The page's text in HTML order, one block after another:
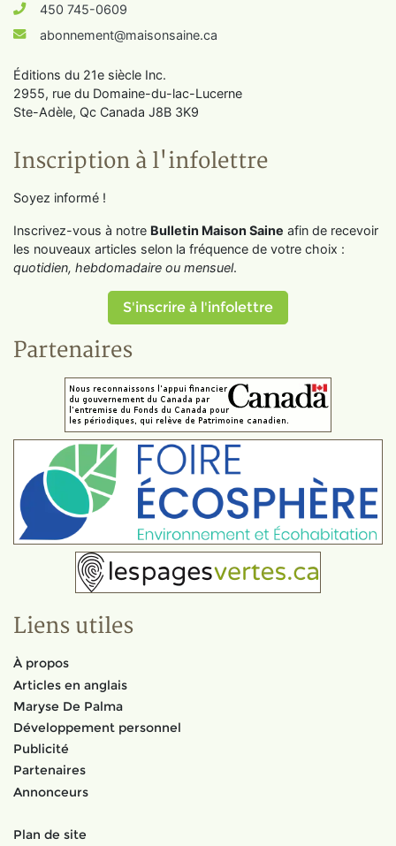
450 745-0609
abonnement@maisonsaine.ca
Éditions du 21e siècle Inc.
2955, rue du Domaine-du-lac-Lucerne
Ste-Adèle, Qc Canada J8B 3K9
Inscription à l'infolettre
Soyez informé !
Inscrivez-vous à notre Bulletin Maison Saine afin de recevoir
les nouveaux articles selon la fréquence de votre choix :
quotidien, hebdomadaire ou mensuel.
S'inscrire à l'infolettre
Partenaires
Liens utiles
À propos
Articles en anglais
Maryse De Palma
Développement personnel
Publicité
Partenaires
Annonceurs
Plan de site